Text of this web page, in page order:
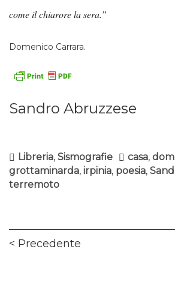
come il chiarore la sera.”
Domenico Carrara.
Sandro Abruzzese
Libreria, Sismografie casa,
grottaminarda, irpinia, poesia,
terremoto
Navigazione
Precedente